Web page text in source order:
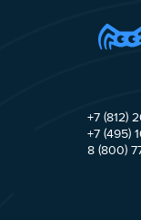
+7 (812)
+7 (495)
8 (800)